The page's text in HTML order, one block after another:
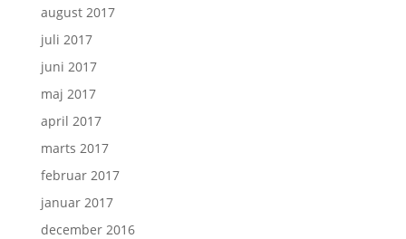
august 2017
juli 2017
juni 2017
maj 2017
april 2017
marts 2017
februar 2017
januar 2017
december 2016